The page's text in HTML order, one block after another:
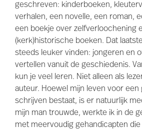
geschreven: kinderboeken,
verhalen, een novelle, een roman,
een boekje over zelfverloochening
(kerk)historische boeken. Dat
steeds leuker vinden: jongeren en
vertellen vanuit de geschiedenis.
kun je veel leren. Niet alleen als
auteur. Hoewel mijn leven voor een
schrijven bestaat, is er natuurlijk
mijn man trouwde, werkte ik in de
met meervoudig gehandicapten